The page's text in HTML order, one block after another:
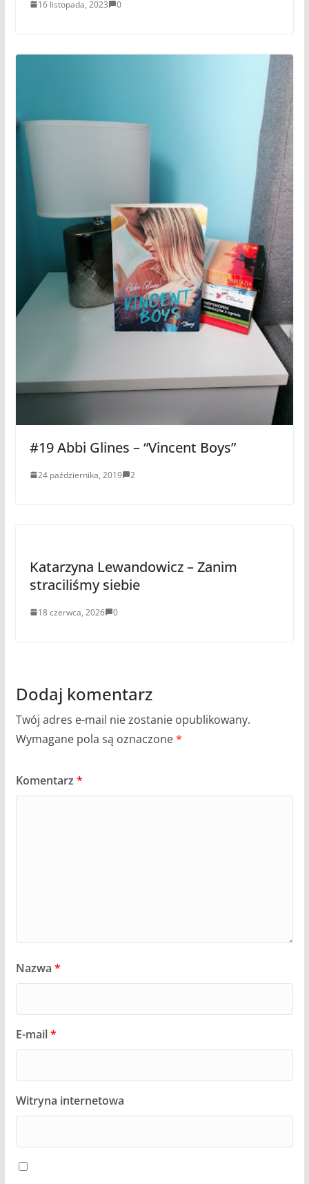
16 listopada, 2023 0
#19 Abbi Glines – “Vincent Boys”
24 października, 2019 2
Katarzyna Lewandowicz – Zanim
straciliśmy siebie
18 czerwca, 2026 0
Dodaj komentarz
Twój adres e-mail nie zostanie opublikowany.
Wymagane pola są oznaczone*
Komentarz *
Nazwa *
E-mail*
Witryna internetowa